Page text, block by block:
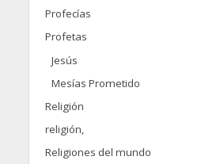
Profecías
Profetas
Jesús
Mesías Prometido
Religión
religión,
Religiones del mundo